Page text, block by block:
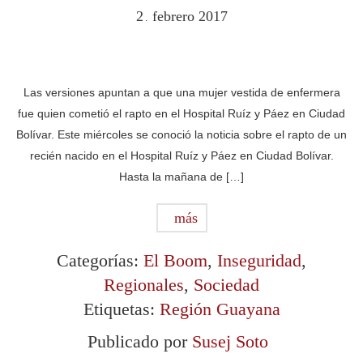
2 . febrero 2017
Las versiones apuntan a que una mujer vestida de enfermera
fue quien cometió el rapto en el Hospital Ruíz y Páez en Ciudad
Bolívar. Este miércoles se conoció la noticia sobre el rapto de un
recién nacido en el Hospital Ruíz y Páez en Ciudad Bolívar.
Hasta la mañana de […]
más
Categorías: El Boom, Inseguridad,
Regionales, Sociedad
Etiquetas: Región Guayana
Publicado por Susej Soto